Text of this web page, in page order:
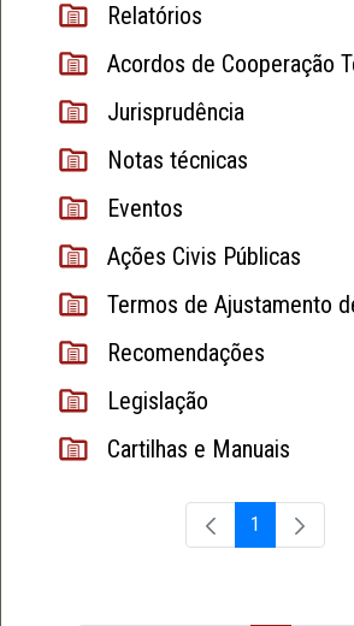
Relatórios
Acordos de Cooperação
Jurisprudência
Notas técnicas
Eventos
Ações Civis Públicas
Termos de Ajustamento
Recomendações
Legislação
Cartilhas e Manuais
Página
1